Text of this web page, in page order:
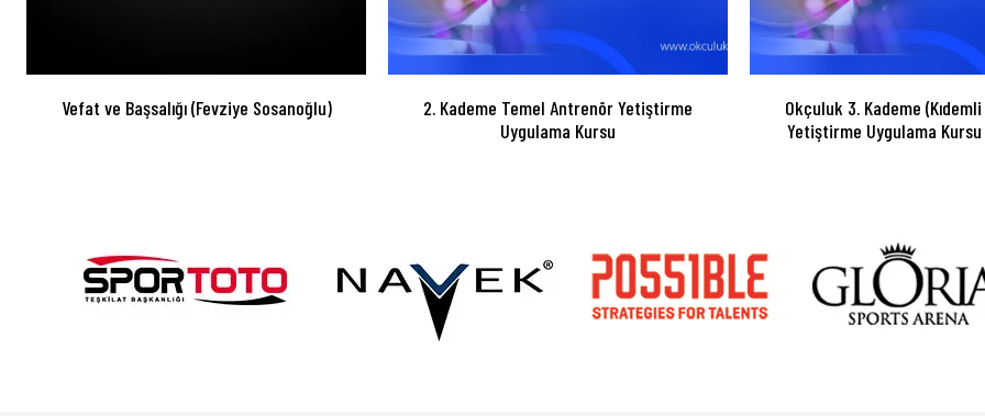
Vefat ve Başsalığı (Fevziye Sosanoğlu)
2. Kademe Temel Antrenör Yetiştirme
Uygulama Kursu
Okçuluk 3. Kademe
Yetiştirme Uygulama